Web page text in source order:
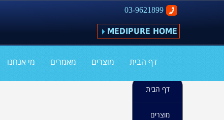
03-9621899
MEDIPURE HOME
דף הבית מוצרים מאמרים מי אנחנו
דף הבית
מוצרים